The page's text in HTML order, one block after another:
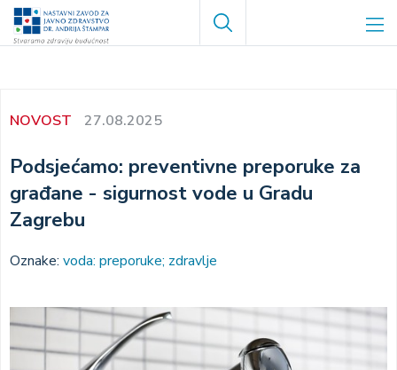
Skoči
Search
NOVOST 27.08.2025
Podsjećamo: preventivne preporuke za
građane - sigurnost vode u Gradu
Zagrebu
Oznake: voda: preporuke; zdravlje